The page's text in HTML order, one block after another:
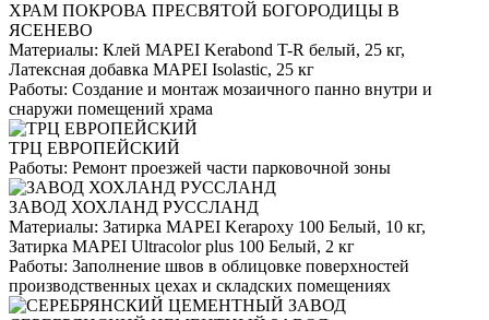
ХРАМ ПОКРОВА ПРЕСВЯТОЙ БОГОРОДИЦЫ В
ЯСЕНЕВО
Материалы: Клей MAPEI Kerabond T-R белый, 25 кг,
Латексная добавка MAPEI Isolastic, 25 кг
Работы: Создание и монтаж мозаичного панно внутри и
снаружи помещений храма
ТРЦ ЕВРОПЕЙСКИЙ
Работы: Ремонт проезжей части парковочной зоны
ЗАВОД ХОХЛАНД РУССЛАНД
Материалы: Затирка MAPEI Kerapoxy 100 Белый, 10 кг,
Затирка MAPEI Ultracolor plus 100 Белый, 2 кг
Работы: Заполнение швов в облицовке поверхностей
производственных цехах и складских помещениях